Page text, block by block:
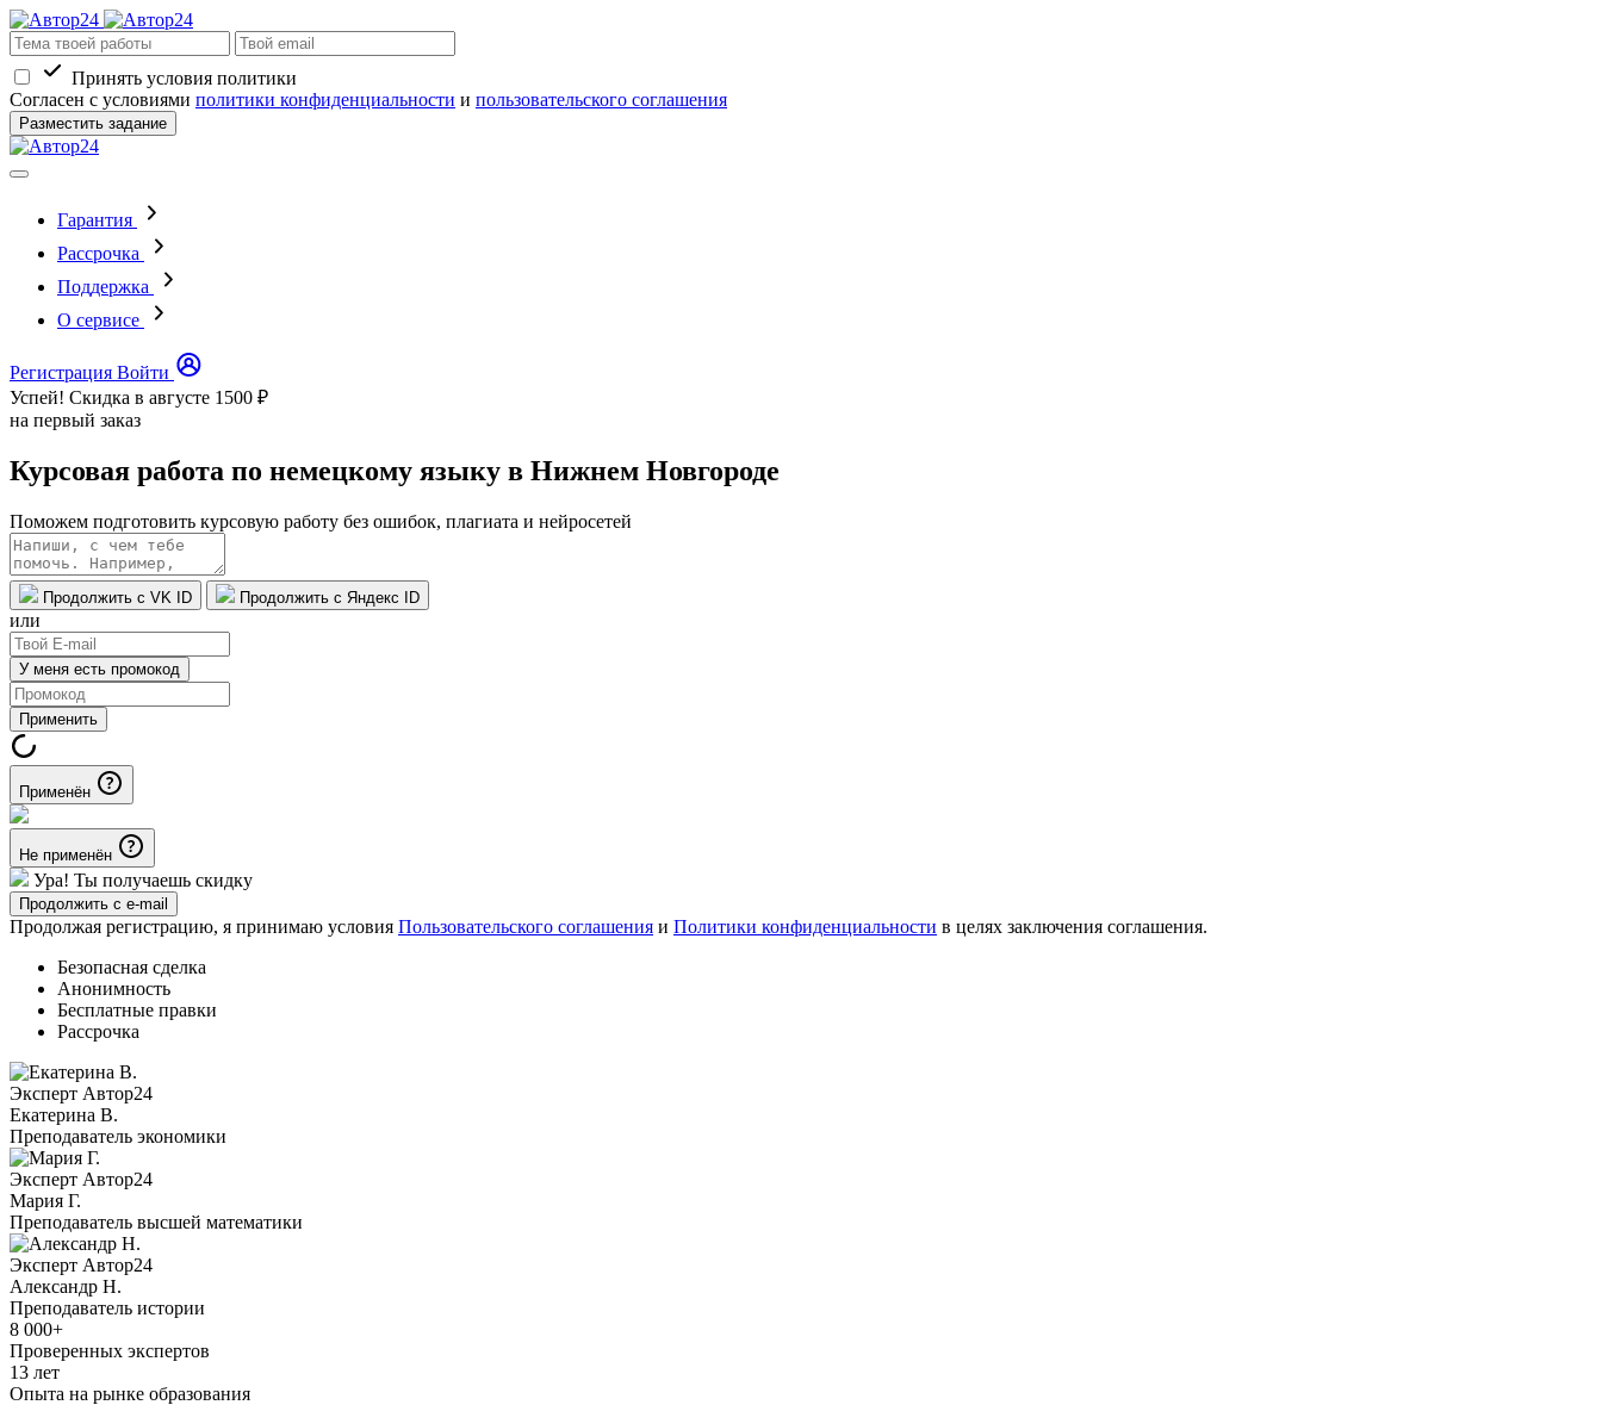
Принять условия политики
Согласен с условиями политики конфиденциальности и пользовательского соглашения
Разместить задание
Гарантия
Рассрочка
Поддержка
О сервисе
Регистрация Войти
Успей! Скидка в августе 1500 ₽
на первый заказ
Курсовая работа по немецкому языку в Нижнем Новгороде
Поможем подготовить курсовую работу без ошибок, плагиата и нейросетей
Продолжить с VK ID Продолжить с Яндекс ID
или
У меня есть промокод
Применить
Применён
Не применён
Ура! Ты получаешь скидку
Продолжить с e-mail
Продолжая регистрацию, я принимаю условия Пользовательского соглашения и Политики конфиденциальности в целях заключения соглашения.
Безопасная сделка
Анонимность
Бесплатные правки
Рассрочка
Эксперт Автор24
Екатерина B.
Преподаватель экономики
Эксперт Автор24
Мария Г.
Преподаватель высшей математики
Эксперт Автор24
Александр Н.
Преподаватель истории
8 000+
Проверенных экспертов
13 лет
Опыта на рынке образования